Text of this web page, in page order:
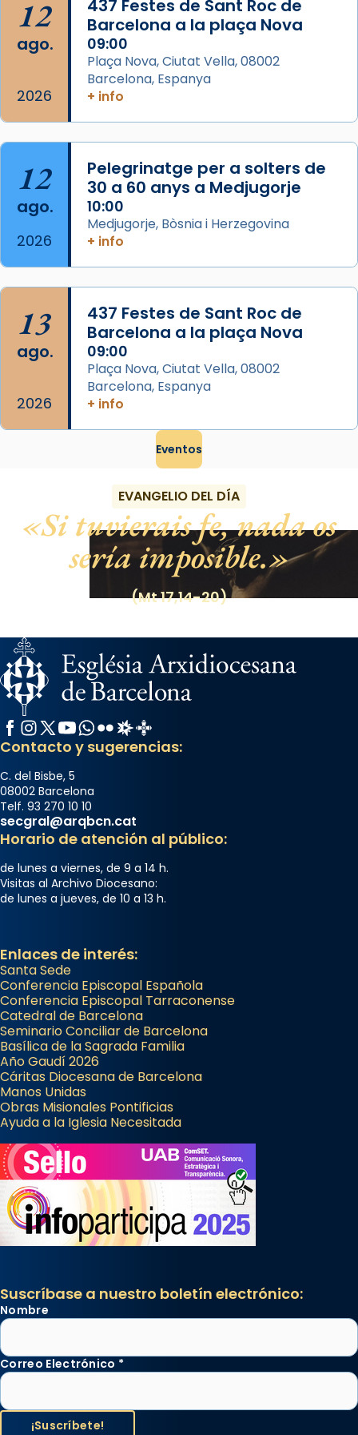
partir de l’Edat Mitjana sorgeix la tradició
que les santes Juliana (“relatiu a Júlia”) i
Semproniana (“relatiu a Semprònia =
eterna”) són deixebles seves. I l’any 1667, el
frare Joan Gaspar Roig, afirma en una obra
que les santes són filles de l’antiga Iluro.
Mataró en reivindicarà les relíq
Foto
View on Facebook ·
12
ago.
2026
437 Festes de Sant Roc de
Barcelona a la plaça Nova
09:00
Plaça Nova, Ciutat Vella, 08002
Barcelona, Espanya
+ info
12
ago.
2026
Pelegrinatge per a solters de
30 a 60 anys a Medjugorje
10:00
Medjugorje, Bòsnia i Herzegovina
+ info
13
ago.
2026
437 Festes de Sant Roc de
Barcelona a la plaça Nova
09:00
Plaça Nova, Ciutat Vella, 08002
Barcelona, Espanya
+ info
Eventos
EVANGELIO DEL DÍA
Si tuvierais fe, nada os
sería imposible.
(Mt 17,14-20)
Facebook
Instagram
X / Twitter
YouTube
WhatsApp
FlickrRadio Estel
Catalunya Cristiana
Contacto y sugerencias:
C. del Bisbe, 5
08002 Barcelona
Telf. 93 270 10 10
secgral@arqbcn.cat
Horario de atención al público:
de lunes a viernes, de 9 a 14 h.
Visitas al Archivo Diocesano:
de lunes a jueves, de 10 a 13 h.
Enlaces de interés:
Santa Sede
Conferencia Episcopal Española
Conferencia Episcopal Tarraconense
Catedral de Barcelona
Seminario Conciliar de Barcelona
Basílica de la Sagrada Familia
Año Gaudí 2026
Cáritas Diocesana de Barcelona
Manos Unidas
Obras Misionales Pontificias
Ayuda a la Iglesia Necesitada
Suscríbase a nuestro boletín electrónico:
Nombre
Correo Electrónico *